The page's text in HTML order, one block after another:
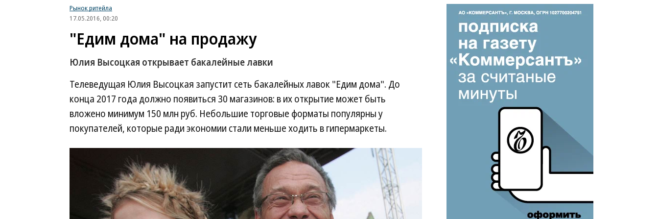
Рынок ритейла
17.05.2016, 00:20
"Едим дома" на продажу
Юлия Высоцкая открывает бакалейные лавки
Телеведущая Юлия Высоцкая запустит сеть бакалейных лавок "Едим дома". До
конца 2017 года должно появиться 30 магазинов: в их открытие может быть
вложено минимум 150 млн руб. Небольшие торговые форматы популярны у
покупателей, которые ради экономии стали меньше ходить в гипермаркеты.